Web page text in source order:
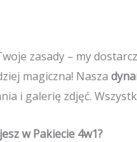
zasady – my
magiczna! Nasza
i galerię zdjęć.
w Pakiecie 4w1?